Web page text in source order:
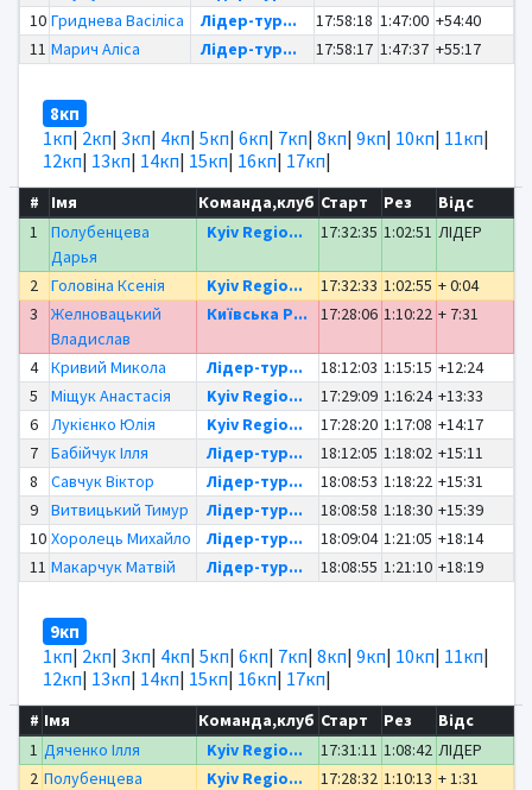
10 Гриднева Васіліса Лідер-тур... 17:58:18 1:47:00 +54:40
11 Марич Аліса Лідер-тур... 17:58:17 1:47:37 +55:17
8кп
1кп| 2кп| 3кп| 4кп| 5кп| 6кп| 7кп| 8кп| 9кп| 10кп| 11кп|
12кп| 13кп| 14кп| 15кп| 16кп| 17кп|
# Імя Команда,клуб Старт Рез
Відс
1
Полубенцева
Дарья
Kyiv Regio... 17:32:35 1:02:51 ЛІДЕР
2 Головіна Ксенія Kyiv Regio... 17:32:33 1:02:55 + 0:04
3
Желновацький
Владислав
Київська Р... 17:28:06 1:10:22 + 7:31
4 Кривий Микола Лідер-тур... 18:12:03 1:15:15 +12:24
5
Міщук Анастасія Kyiv Regio... 17:29:09 1:16:24 +13:33
6
Лукієнко Юлія Kyiv Regio... 17:28:20 1:17:08 +14:17
7
Бабійчук Ілля Лідер-тур... 18:12:05 1:18:02 +15:11
8
Савчук Віктор Лідер-тур... 18:08:53 1:18:22 +15:31
9
Витвицький Тимур Лідер-тур... 18:08:58 1:18:30 +15:39
10 Хоролець Михайло Лідер-тур... 18:09:04 1:21:05 +18:14
11 Макарчук Матвій Лідер-тур... 18:08:55 1:21:10 +18:19
9кп
1кп| 2кп| 3кп| 4кп| 5кп| 6кп| 7кп| 8кп| 9кп| 10кп| 11кп|
12кп| 13кп| 14кп| 15кп| 16кп| 17кп|
# Імя Команда,клуб Старт Рез
Відс
1 Дяченко Ілля Kyiv Regio... 17:31:11 1:08:42 ЛІДЕР
2 Полубенцева
Kyiv Regio... 17:28:32 1:10:13 + 1:31